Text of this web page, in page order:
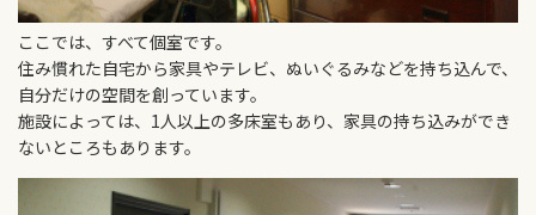
ここでは、すべて個室です。
住み慣れた自宅から家具やテレビ、ぬいぐるみなどを持ち込んで、
自分だけの空間を創っています。
施設によっては、1人以上の多床室もあり、家具の持ち込みができ
ないところもあります。